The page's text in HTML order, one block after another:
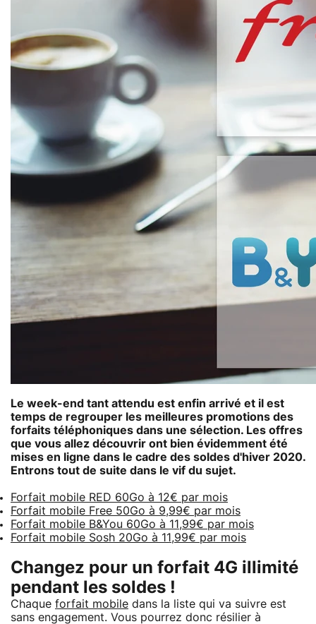
Le week-end tant attendu est enfin arrivé et il est
temps de regrouper les meilleures promotions des
forfaits téléphoniques dans une sélection. Les offres
que vous allez découvrir ont bien évidemment été
mises en ligne dans le cadre des soldes d'hiver 2020.
Entrons tout de suite dans le vif du sujet.
Forfait mobile RED 60Go à 12€ par mois
Forfait mobile Free 50Go à 9,99€ par mois
Forfait mobile B&You 60Go à 11,99€ par mois
Forfait mobile Sosh 20Go à 11,99€ par mois
Changez pour un forfait 4G illimité
pendant les soldes !
Chaque forfait mobile dans la liste qui va suivre est
sans engagement. Vous pourrez donc résilier à